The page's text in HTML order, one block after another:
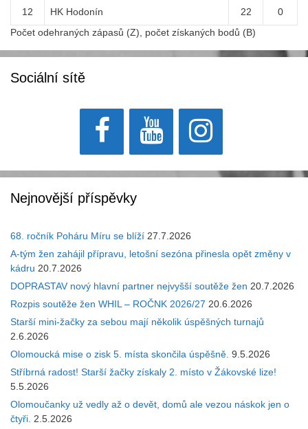
12 HK Hodonín 22
0
Počet odehraných zápasů (Z), počet získaných bodů (B)
Sociální sítě
Nejnovější příspěvky
68. ročník Poháru Míru se blíží 27.7.2026
A-tým žen zahájil přípravu, letošní sezóna přinesla opět změny v
kádru 20.7.2026
DOPRASTAV nový hlavní partner nejvyšší soutěže žen 20.7.2026
Rozpis soutěže žen WHIL – ROČNK 2026/27 20.6.2026
Starší mini-žačky za sebou mají několik úspěšných turnajů
2.6.2026
Olomoucká mise o zisk 5. místa skončila úspěšně. 9.5.2026
Stříbrná radost! Starší žačky získaly 2. místo v Žákovské lize!
5.5.2026
Olomoučanky už vedly až o devět, domů ale vezou náskok jen o
čtyři. 2.5.2026